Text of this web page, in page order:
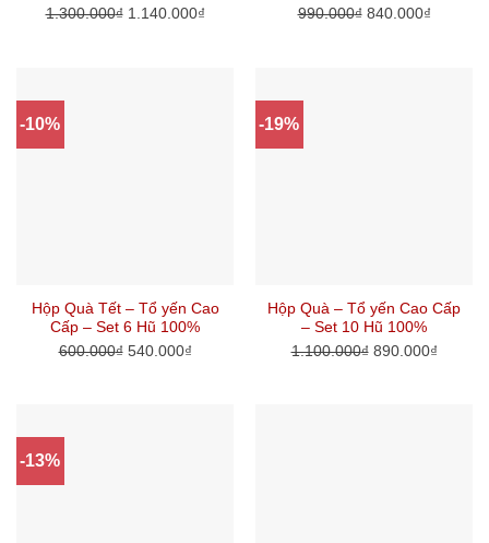
1.300.000₫ 1.140.000₫
990.000₫ 840.000₫
-10%
Hộp Quà Tết – Tổ yến Cao
Cấp – Set 6 Hũ 100%
600.000₫ 540.000₫
-19%
Hộp Quà – Tổ yến Cao Cấp
– Set 10 Hũ 100%
1.100.000₫ 890.000₫
-13%